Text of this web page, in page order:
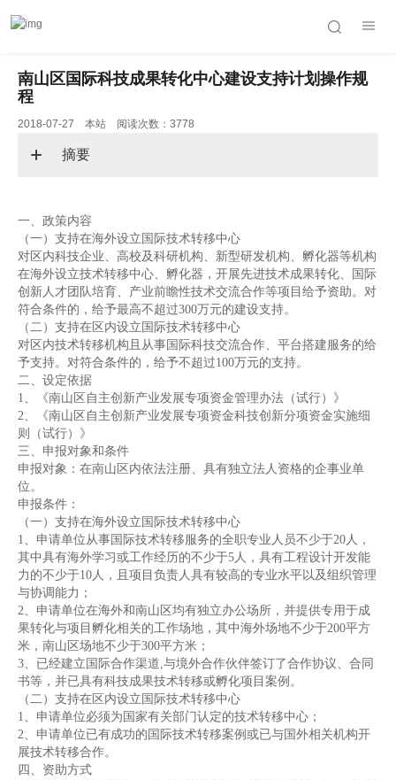
南山区国际科技成果转化中心建设支持计划操作规
程
2018-07-27 本站 阅读次数：3778
摘要
一、政策内容
（一）支持在海外设立国际技术转移中心
对区内科技企业、高校及科研机构、新型研发机构、孵化器等机构
在海外设立技术转移中心、孵化器，开展先进技术成果转化、国际
创新人才团队培育、产业前瞻性技术交流合作等项目给予资助。对
符合条件的，给予最高不超过300万元的建设支持。
（二）支持在区内设立国际技术转移中心
对区内技术转移机构且从事国际科技交流合作、平台搭建服务的给
予支持。对符合条件的，给予不超过100万元的支持。
二、设定依据
1、《南山区自主创新产业发展专项资金管理办法（试行）》
2、《南山区自主创新产业发展专项资金科技创新分项资金实施细
则（试行）》
三、申报对象和条件
申报对象：在南山区内依法注册、具有独立法人资格的企事业单
位。
申报条件：
（一）支持在海外设立国际技术转移中心
1、申请单位从事国际技术转移服务的全职专业人员不少于20人，
其中具有海外学习或工作经历的不少于5人，具有工程设计开发能
力的不少于10人，且项目负责人具有较高的专业水平以及组织管理
与协调能力；
2、申请单位在海外和南山区均有独立办公场所，并提供专用于成
果转化与项目孵化相关的工作场地，其中海外场地不少于200平方
米，南山区场地不少于300平方米；
3、已经建立国际合作渠道,与境外合作伙伴签订了合作协议、合同
书等，并已具有科技成果技术转移或孵化项目案例。
（二）支持在区内设立国际技术转移中心
1、申请单位必须为国家有关部门认定的技术转移中心；
2、申请单位已有成功的国际技术转移案例或已与国外相关机构开
展技术转移合作。
四、资助方式